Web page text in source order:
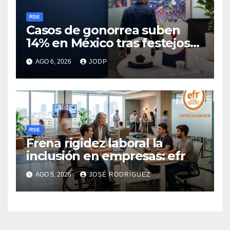
RSE
Casos de gonorrea suben
14% en México tras festejos
futboleros: Fundación MSI
AGO 6, 2026 JODP
RSE
Frena rigidez laboral la
inclusión en empresas: efr
AGO 5, 2026 JOSÉ RODRÍGUEZ